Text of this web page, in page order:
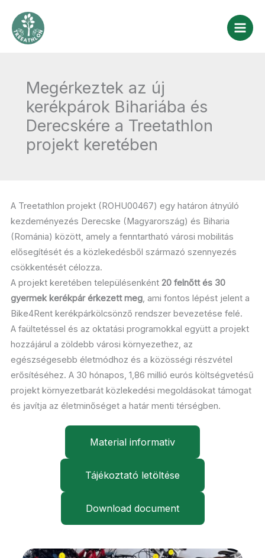
content
Megérkeztek az új
kerékpárok Bihariába és
Derecskére a Treetathlon
projekt keretében
A Treetathlon projekt (ROHU00467) egy határon átnyúló
kezdeményezés Derecske (Magyarország) és Biharia
(Románia) között, amely a fenntartható városi mobilitás
elősegítését és a közlekedésből származó szennyezés
csökkentését célozza.
A projekt keretében településenként20 felnőtt és 30
gyermek kerékpár érkezett meg, ami fontos lépést jelent a
Bike4Rent kerékpárkölcsönző rendszer bevezetése felé.
A faültetéssel és az oktatási programokkal együtt a projekt
hozzájárul a zöldebb városi környezethez, az
egészségesebb életmódhoz és a közösségi részvétel
erősítéséhez. A 30 hónapos, 1,86 millió eurós költségvetésű
projekt környezetbarát közlekedési megoldásokat támogat
és javítja az életminőséget a határ menti térségben.
Material informativ
Tájékoztató letöltése
Download document